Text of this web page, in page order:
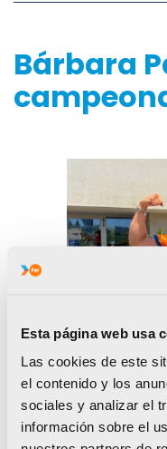
Esta página web usa
Las cookies de este
el contenido y los
sociales y analizar el
información sobre el
Bárbara